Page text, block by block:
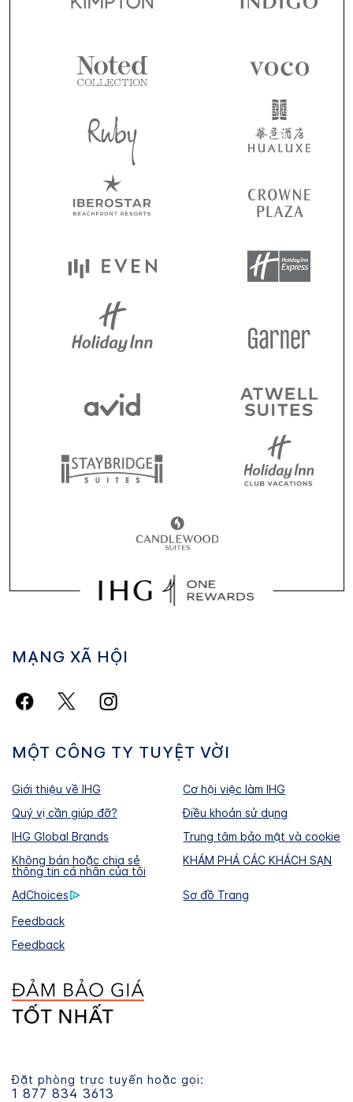
MẠNG XÃ HỘI
MỘT CÔNG TY TUYỆT VỜI
Giới thiệu về IHG
Cơ hội việc làm IHG
Quý vị cần giúp đỡ?
Điều khoản sử dụng
IHG Global Brands
Trung tâm bảo mật và cookie
Không bán hoặc chia sẻ
thông tin cá nhân của tôi
KHÁM PHÁ CÁC KHÁCH SẠN
AdChoices
Sơ đồ Trang
Feedback
Feedback
Đặt phòng trực tuyến hoặc gọi:
1 877 834 3613